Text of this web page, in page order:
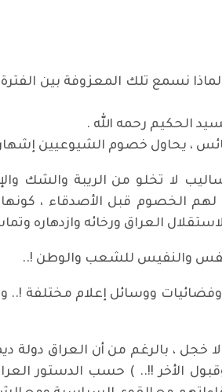
نسمع تلك المعزوفة بين الفترة
الحكيم رحمه الله .
، يحاول خصوم الشيوعيين
لا تخلو من الريبة والشك
الخصوم قبل الأصدقاء ،
العراق ورخائه وازدهاره
والنفيس للشعب والوطن !..
وفضائيات ووسائل إعلام مختلفة
، بالرغم من أن العراق دولة
الأخر !!.. ) حسب الدستور